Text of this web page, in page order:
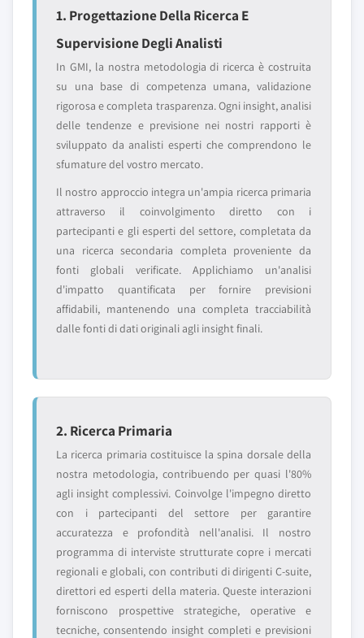
1. Progettazione Della Ricerca E
Supervisione Degli Analisti
In GMI, la nostra metodologia di ricerca è costruita
su una base di competenza umana, validazione
rigorosa e completa trasparenza. Ogni insight, analisi
delle tendenze e previsione nei nostri rapporti è
sviluppato da analisti esperti che comprendono le
sfumature del vostro mercato.
Il nostro approccio integra un'ampia ricerca primaria
attraverso il coinvolgimento diretto con i
partecipanti e gli esperti del settore, completata da
una ricerca secondaria completa proveniente da
fonti globali verificate. Applichiamo un'analisi
d'impatto quantificata per fornire previsioni
affidabili, mantenendo una completa tracciabilità
dalle fonti di dati originali agli insight finali.
2. Ricerca Primaria
La ricerca primaria costituisce la spina dorsale della
nostra metodologia, contribuendo per quasi l'80%
agli insight complessivi. Coinvolge l'impegno diretto
con i partecipanti del settore per garantire
accuratezza e profondità nell'analisi. Il nostro
programma di interviste strutturate copre i mercati
regionali e globali, con contributi di dirigenti C-suite,
direttori ed esperti della materia. Queste interazioni
forniscono prospettive strategiche, operative e
tecniche, consentendo insight completi e previsioni